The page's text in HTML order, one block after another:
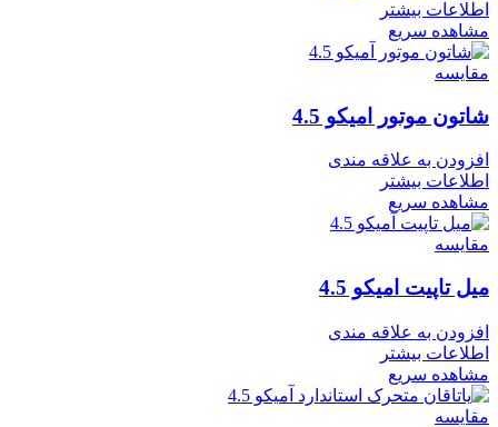
اطلاعات بیشتر
مشاهده سریع
مقایسه
شاتون موتور امیکو 4.5
افزودن به علاقه مندی
اطلاعات بیشتر
مشاهده سریع
مقایسه
میل تاپیت امیکو 4.5
افزودن به علاقه مندی
اطلاعات بیشتر
مشاهده سریع
مقایسه